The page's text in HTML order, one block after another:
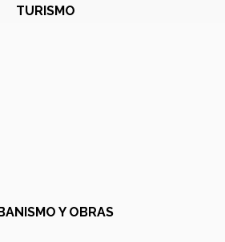
TURISMO
Y OBRAS